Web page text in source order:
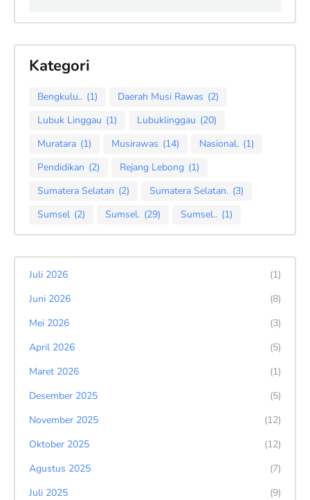
Kategori
Bengkulu.. (1) Daerah Musi Rawas (2)
Lubuk Linggau (1) Lubuklinggau (20)
Muratara (1) Musirawas (14) Nasional. (1)
Pendidikan (2) Rejang Lebong (1)
Sumatera Selatan (2) Sumatera Selatan. (3)
Sumsel (2) Sumsel. (29) Sumsel.. (1)
Juli 2026
(1)
Juni 2026
(8)
Mei 2026
(3)
April 2026
(5)
Maret 2026
(1)
Desember 2025
(5)
November 2025
(12)
Oktober 2025
(12)
Agustus 2025
(7)
Juli 2025
(9)